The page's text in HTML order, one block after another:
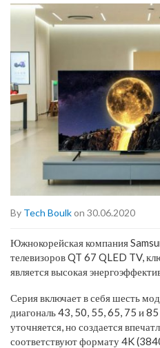
By Tech Boulkon 30.06.2020
Южнокорейская компания
телевизоров QT 67 QLED TV,
является высокая
Серия включает в себя шесть
диагональ 43, 50, 55, 65, 75 и
уточняется, но создается
соответствуют формату 4K